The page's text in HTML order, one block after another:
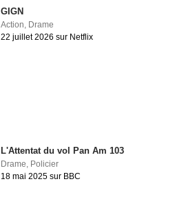
GIGN
Action, Drame
22 juillet 2026 sur Netflix
L'Attentat du vol Pan Am 103
Drame, Policier
18 mai 2025 sur BBC